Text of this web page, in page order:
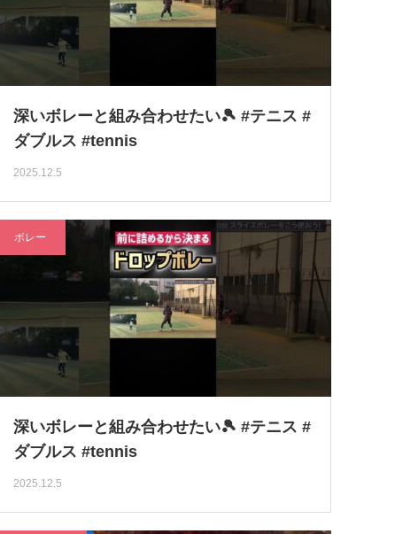
深いボレーと組み合わせたい🎾 #テニス #
ダブルス #tennis
2025.12.5
ボレー
深いボレーと組み合わせたい🎾 #テニス #
ダブルス #tennis
2025.12.5